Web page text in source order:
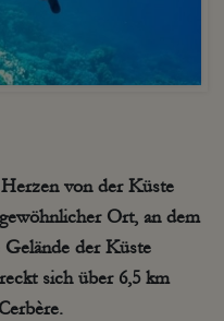
von der Küste
Ort, an dem
Gelände der Küste
sich über 6,5 km
Cerbère.